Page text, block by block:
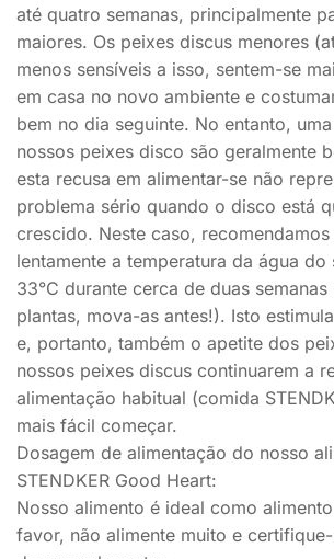
até quatro semanas, principalmente
maiores. Os peixes discus menores
menos sensíveis a isso, sentem-se
em casa no novo ambiente e
bem no dia seguinte. No entanto,
nossos peixes disco são geralmente
esta recusa em alimentar-se não
problema sério quando o disco está
crescido. Neste caso, recomendamos
lentamente a temperatura da água do
33°C durante cerca de duas semanas
plantas, mova-as antes!). Isto
e, portanto, também o apetite dos
nossos peixes discus continuarem a
alimentação habitual (comida
mais fácil começar.
Dosagem de alimentação do nosso
STENDKER Good Heart:
Nosso alimento é ideal como
favor, não alimente muito e